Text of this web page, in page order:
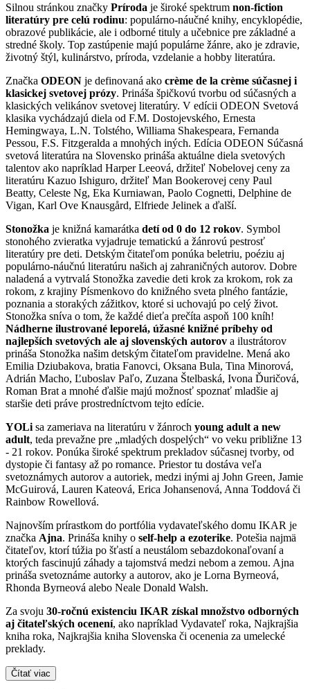
Silnou stránkou značky Príroda je široké spektrum non-fiction
literatúry pre celú rodinu: populárno-náučné knihy, encyklopédie,
obrazové publikácie, ale i odborné tituly a učebnice pre základné a
stredné školy. Top zastúpenie majú populárne žánre, ako je zdravie,
životný štýl, kulinárstvo, príroda, vzdelanie a hobby literatúra.
Značka ODEON je definovaná ako crème de la crème súčasnej i
klasickej svetovej prózy. Prináša špičkovú tvorbu od súčasných a
klasických velikánov svetovej literatúry. V edícii ODEON Svetová
klasika vychádzajú diela od F.M. Dostojevského, Ernesta
Hemingwaya, L.N. Tolstého, Williama Shakespeara, Fernanda
Pessou, F.S. Fitzgeralda a mnohých iných. Edícia ODEON Súčasná
svetová literatúra na Slovensko prináša aktuálne diela svetových
talentov ako napríklad Harper Leeová, držiteľ Nobelovej ceny za
literatúru Kazuo Ishiguro, držiteľ Man Bookerovej ceny Paul
Beatty, Celeste Ng, Eka Kurniawan, Paolo Cognetti, Delphine de
Vigan, Karl Ove Knausgård, Elfriede Jelinek a ďalší.
Stonožka je knižná kamarátka detí od 0 do 12 rokov. Symbol
stonohého zvieratka vyjadruje tematickú a žánrovú pestrosť
literatúry pre deti. Detským čitateľom ponúka beletriu, poéziu aj
populárno-náučnú literatúru našich aj zahraničných autorov. Dobre
naladená a vytrvalá Stonožka zavedie deti krok za krokom, rok za
rokom, z krajiny Písmenkovo do knižného sveta plného fantázie,
poznania a storakých zážitkov, ktoré si uchovajú po celý život.
Stonožka sníva o tom, že každé dieťa prečíta aspoň 100 kníh!
Nádherne ilustrované leporelá, úžasné knižné príbehy od
najlepších svetových ale aj slovenských autorov a ilustrátorov
prináša Stonožka našim detským čitateľom pravidelne. Mená ako
Emilia Dziubakova, bratia Fanovci, Oksana Bula, Tina Minorová,
Adrián Macho, Ľuboslav Paľo, Zuzana Štelbaská, Ivona Ďuričová,
Roman Brat a mnohé ďalšie majú možnosť spoznať mladšie aj
staršie deti práve prostredníctvom tejto edície.
YOLi sa zameriava na literatúru v žánroch young adult a new
adult, teda prevažne pre „mladých dospelých“ vo veku približne 13
- 21 rokov. Ponúka široké spektrum prekladov súčasnej tvorby, od
dystopie či fantasy až po romance. Priestor tu dostáva veľa
svetoznámych autorov a autoriek, medzi inými aj John Green, Jamie
McGuirová, Lauren Kateová, Erica Johansenová, Anna Toddová či
Rainbow Rowellová.
Najnovším prírastkom do portfólia vydavateľského domu IKAR je
značka Ajna. Prináša knihy o self-help a ezoterike. Potešia najmä
čitateľov, ktorí túžia po šťastí a neustálom sebazdokonaľovaní a
ktorých fascinujú záhady a tajomstvá medzi nebom a zemou. Ajna
prináša svetoznáme autorky a autorov, ako je Lorna Byrneová,
Rhonda Byrneová alebo Neale Donald Walsh.
Za svoju 30-ročnú existenciu IKAR získal množstvo odborných
aj čitateľských ocenení, ako napríklad Vydavateľ roka, Najkrajšia
kniha roka, Najkrajšia kniha Slovenska či ocenenia za umelecké
preklady.
Čítať viac